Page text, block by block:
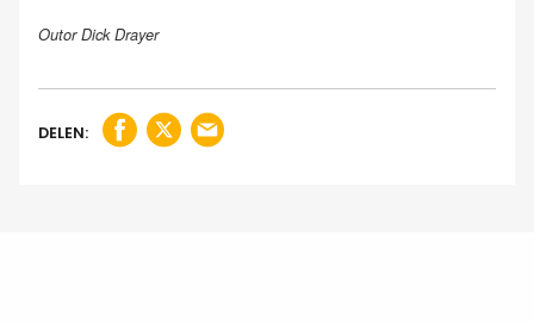
Outor Dick Drayer
DELEN: